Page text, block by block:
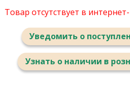
Товар отсутствует в
Уведомить о
Узнать о наличии в